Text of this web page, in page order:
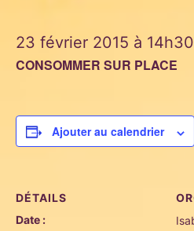
23 février 2015 à 14h30
CONSOMMER SUR PLACE
Ajouter au calendrier
DÉTAILS
Date :